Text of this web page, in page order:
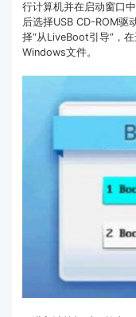
行计算机并在启动窗口
后选择USB CD-ROM驱
择“从LiveBoot引导”，
Windows文件。